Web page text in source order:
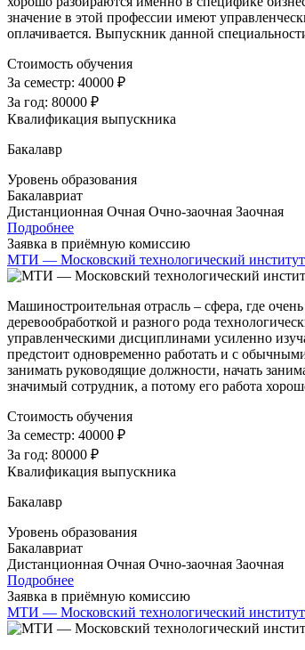
значение в этой профессии имеют
оплачивается. Выпускник данной
Стоимость обучения
За семестр: 40000 ₽
За год: 80000 ₽
Квалификация выпускника
Бакалавр
Уровень образования
Бакалавриат
Дистанционная Очная Очно-заочная Заочная
Подробнее
Заявка в приёмную комиссию
МТИ — Московский технологический институт
Машиностроительная отрасль – сфера, где
деревообработкой и разного рода
управленческими дисциплинами усиленно
предстоит одновременно работать и с
занимать руководящие должности, начать
значимый сотрудник, а потому его работа
Стоимость обучения
За семестр: 40000 ₽
За год: 80000 ₽
Квалификация выпускника
Бакалавр
Уровень образования
Бакалавриат
Дистанционная Очная Очно-заочная Заочная
Подробнее
Заявка в приёмную комиссию
МТИ — Московский технологический институт